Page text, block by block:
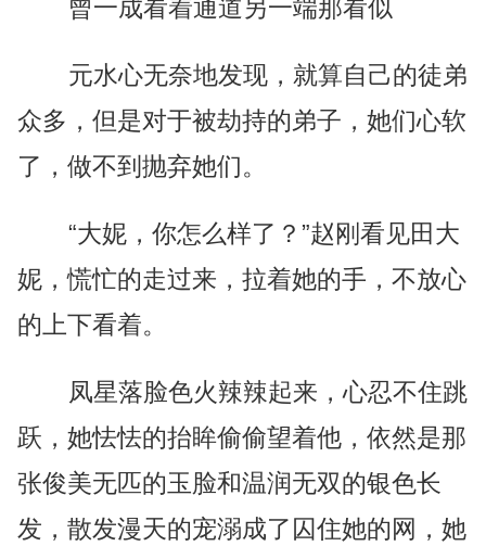
曾一成看着通道另一端那看似
元水心无奈地发现，就算自己的徒弟
众多，但是对于被劫持的弟子，她们心软
了，做不到抛弃她们。
“大妮，你怎么样了？”赵刚看见田大
妮，慌忙的走过来，拉着她的手，不放心
的上下看着。
凤星落脸色火辣辣起来，心忍不住跳
跃，她怯怯的抬眸偷偷望着他，依然是那
张俊美无匹的玉脸和温润无双的银色长
发，散发漫天的宠溺成了囚住她的网，她